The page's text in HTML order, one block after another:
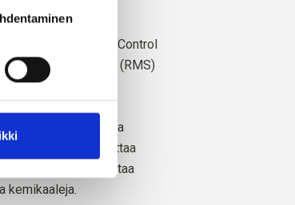
sertifioitu Control
Mohair Standard (RMS)
kunnioittaen ja
noudattaa
ja valmistaa
kemikaaleja.